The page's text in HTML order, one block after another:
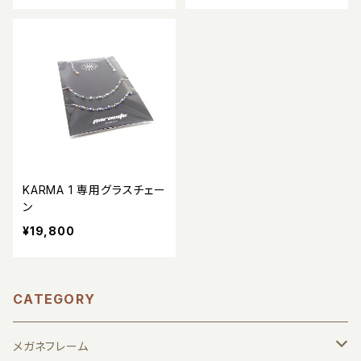
KARMA 1 専用グラスチェー
ン
¥19,800
CATEGORY
メガネフレーム